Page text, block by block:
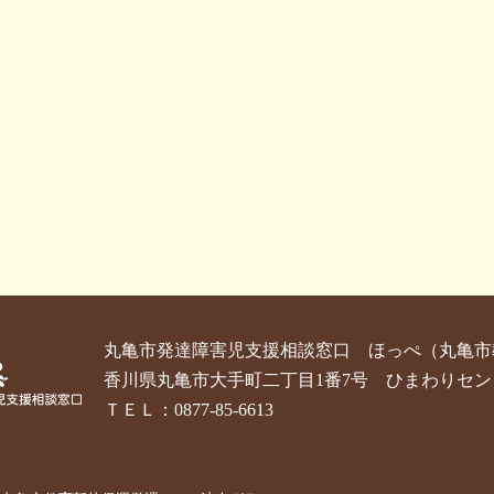
丸亀市発達障害児支援相談窓口 ほっぺ （丸亀
香川県丸亀市大手町二丁目1番7号 ひまわりセン
ＴＥＬ：0877-85-6613